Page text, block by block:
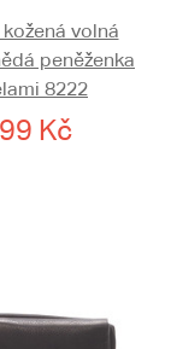
kožená volná
peněženka
8222
Kč